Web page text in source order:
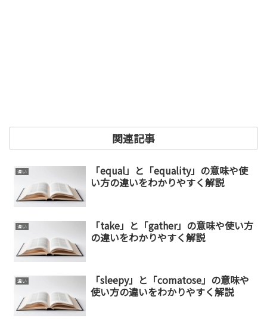
関連記事
違い
「equal」と「equality」の意味や使
い方の違いをわかりやすく解説
違い
「take」と「gather」の意味や使い方
の違いをわかりやすく解説
違い
「sleepy」と「comatose」の意味や
使い方の違いをわかりやすく解説